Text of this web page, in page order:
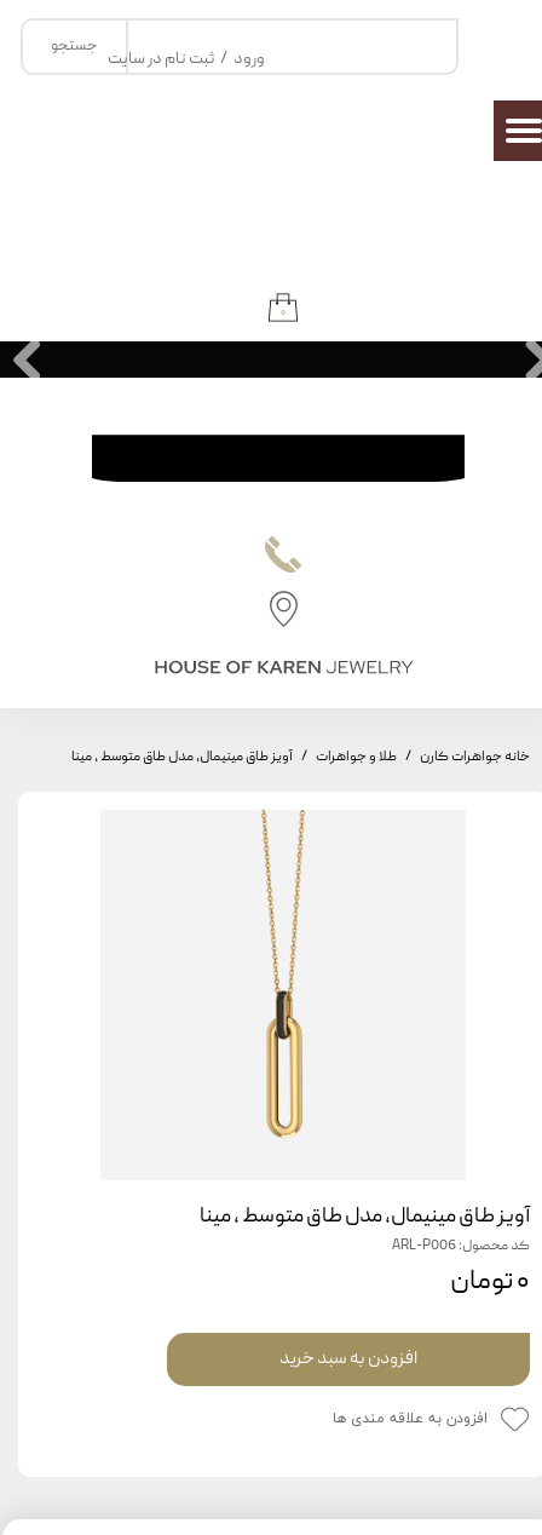
جستجو
۰
ورود / ثبت نام در سایت
تغییر گذر واژه
سفارشات
خانه جواهرات کارن طلا و جواهرات آویز طاق مینیمال، مدل طاق متوسط ، مینا
آویز طاق مینیمال، مدل طاق متوسط ، مینا
کد محصول: ARL-P006
۰ تومان
افزودن به سبد خرید
افزودن به علاقه مندی ها